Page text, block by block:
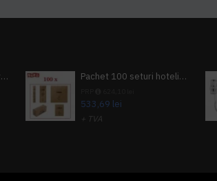
Pachet 10 halate, 9+1 gratuit Pachet 100 seturi hoteliere, set dentar, set barbierit, casca de dus, pila unghii, set cusut
533,69 lei
+ TVA